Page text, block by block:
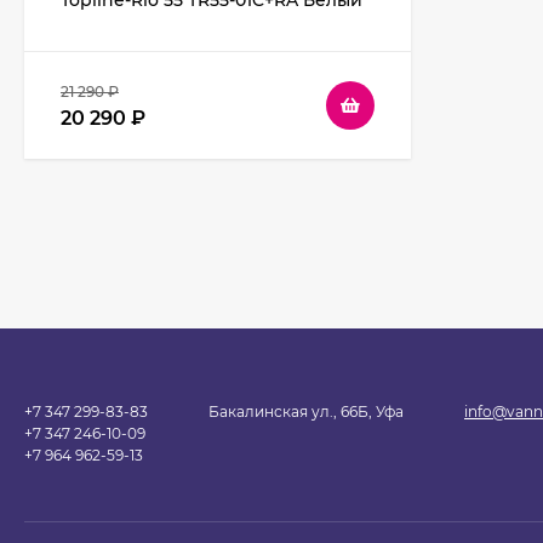
21 290₽
20 290 ₽
+7 347 299-83-83
+7 347 246-10-09
+7 964 962-59-13
Бакалинская ул., 66Б, Уфа